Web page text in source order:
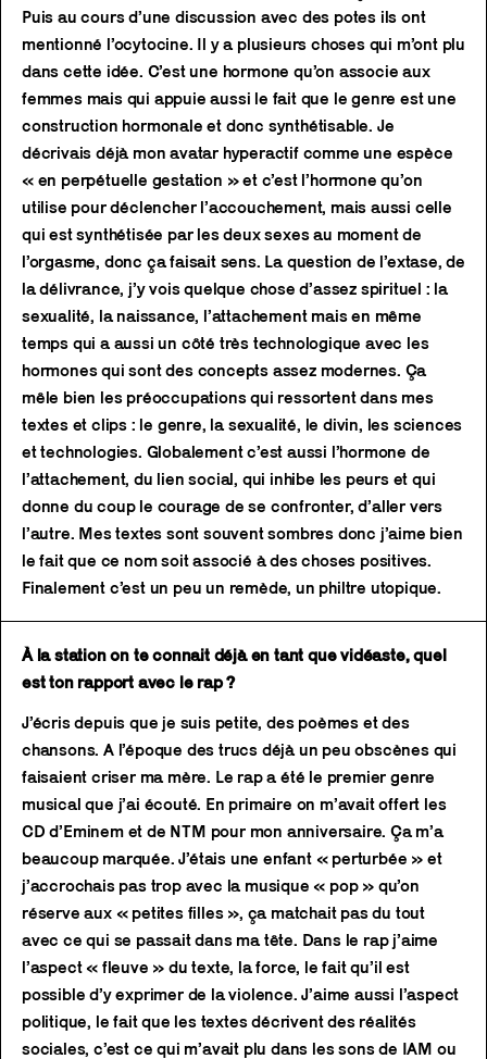
Puis au cours d’une discussion avec des potes ils ont
mentionné l’ocytocine. Il y a plusieurs choses qui m’ont plu
dans cette idée. C’est une hormone qu’on associe aux
femmes mais qui appuie aussi le fait que le genre est une
construction hormonale et donc synthétisable. Je
décrivais déjà mon avatar hyperactif comme une espèce
« en perpétuelle gestation » et c’est l’hormone qu’on
utilise pour déclencher l’accouchement, mais aussi celle
qui est synthétisée par les deux sexes au moment de
l’orgasme, donc ça faisait sens. La question de l’extase, de
la délivrance, j’y vois quelque chose d’assez spirituel : la
sexualité, la naissance, l’attachement mais en même
temps qui a aussi un côté très technologique avec les
hormones qui sont des concepts assez modernes. Ça
mêle bien les préoccupations qui ressortent dans mes
textes et clips : le genre, la sexualité, le divin, les sciences
et technologies. Globalement c’est aussi l’hormone de
l’attachement, du lien social, qui inhibe les peurs et qui
donne du coup le courage de se confronter, d’aller vers
l’autre. Mes textes sont souvent sombres donc j’aime bien
le fait que ce nom soit associé à des choses positives.
Finalement c’est un peu un remède, un philtre utopique.
À la station on te connait déjà en tant que vidéaste, quel
est ton rapport avec le rap ?
J’écris depuis que je suis petite, des poèmes et des
chansons. A l’époque des trucs déjà un peu obscènes qui
faisaient criser ma mère. Le rap a été le premier genre
musical que j’ai écouté. En primaire on m’avait offert les
CD d’Eminem et de NTM pour mon anniversaire. Ça m’a
beaucoup marquée. J’étais une enfant « perturbée » et
j’accrochais pas trop avec la musique « pop » qu’on
réserve aux « petites filles », ça matchait pas du tout
avec ce qui se passait dans ma tête. Dans le rap j’aime
l’aspect « fleuve » du texte, la force, le fait qu’il est
possible d’y exprimer de la violence. J’aime aussi l’aspect
politique, le fait que les textes décrivent des réalités
sociales, c’est ce qui m’avait plu dans les sons de IAM ou